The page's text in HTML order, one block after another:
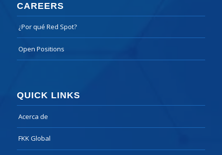
CAREERS
¿Por qué Red Spot?
Open Positions
QUICK LINKS
Acerca de
FKK Global